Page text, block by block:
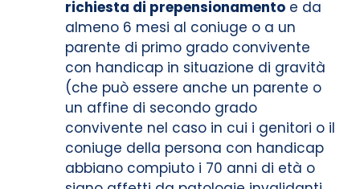
richiesta di prepensionamento e da
almeno 6 mesi al coniuge o a un
parente di primo grado convivente
con handicap in situazione di gravità
(che può essere anche un parente o
un affine di secondo grado
convivente nel caso in cui i genitori o il
coniuge della persona con handicap
abbiano compiuto i 70 anni di età o